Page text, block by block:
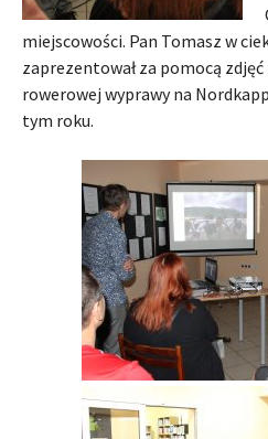
miejscowości. Pan Tomasz w
zaprezentował za pomocą
rowerowej wyprawy na
tym roku.